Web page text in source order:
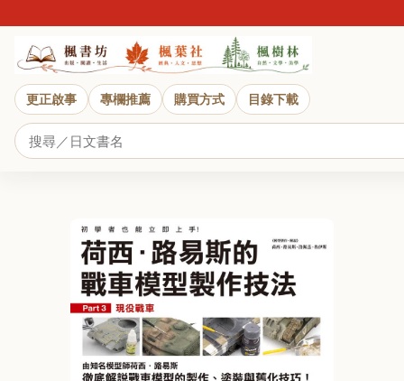
更正啟事 專欄推薦 購買方式 目錄下載